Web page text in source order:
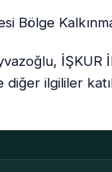
Bölge
ilgililer